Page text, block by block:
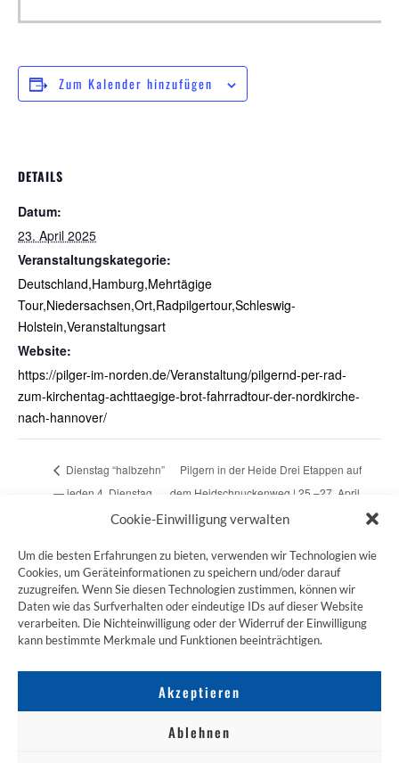
Cookie-Einwilligung verwalten
Um die besten Erfahrungen zu bieten, verwenden wir Technologien wie
Cookies, um Geräteinformationen zu speichern und/oder darauf
zuzugreifen. Wenn Sie diesen Technologien zustimmen, können wir
Daten wie das Surfverhalten oder eindeutige IDs auf dieser Website
verarbeiten. Die Nichteinwilligung oder der Widerruf der Einwilligung
kann bestimmte Merkmale und Funktionen beeinträchtigen.
Akzeptieren
Ablehnen
Zum Kalender hinzufügen
DETAILS
Datum:
23. April 2025
Veranstaltungskategorie:
Deutschland,Hamburg,Mehrtägige
Tour,Niedersachsen,Ort,Radpilgertour,Schleswig-
Holstein,Veranstaltungsart
Website:
https://pilger-im-norden.de/Veranstaltung/pilgernd-per-rad-
zum-kirchentag-achttaegige-brot-fahrradtour-der-nordkirche-
nach-hannover/
Dienstag “halbzehn”
— jeden 4. Dienstag
Pilgern in der Heide Drei Etappen auf
dem Heidschnuckenweg | 25.–27. April
2025 | Warteliste!!!
ZUM JAKOBSWEG SHOP